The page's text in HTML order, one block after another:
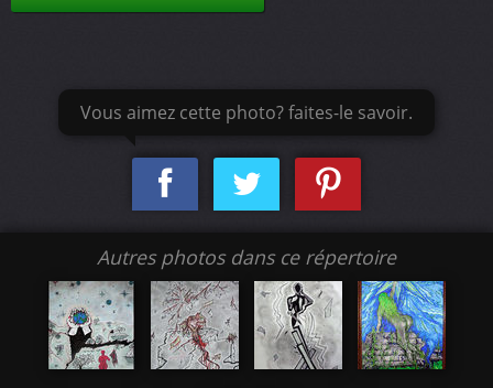
Vous aimez cette photo? faites-le savoir.
Autres photos dans ce répertoire